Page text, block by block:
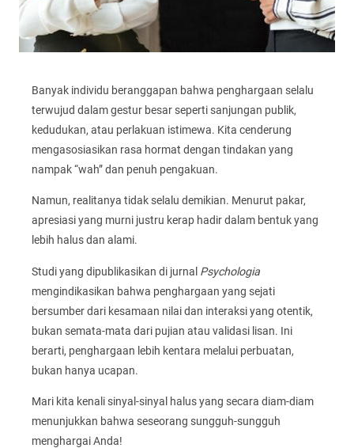
Banyak individu beranggapan bahwa penghargaan selalu
terwujud dalam gestur besar seperti sanjungan publik,
kedudukan, atau perlakuan istimewa. Kita cenderung
mengasosiasikan rasa hormat dengan tindakan yang
nampak “wah” dan penuh pengakuan.
Namun, realitanya tidak selalu demikian. Menurut pakar,
apresiasi yang murni justru kerap hadir dalam bentuk yang
lebih halus dan alami.
Studi yang dipublikasikan di jurnal Psychologia
mengindikasikan bahwa penghargaan yang sejati
bersumber dari kesamaan nilai dan interaksi yang otentik,
bukan semata-mata dari pujian atau validasi lisan. Ini
berarti, penghargaan lebih kentara melalui perbuatan,
bukan hanya ucapan.
Mari kita kenali sinyal-sinyal halus yang secara diam-diam
menunjukkan bahwa seseorang sungguh-sungguh
menghargai Anda!